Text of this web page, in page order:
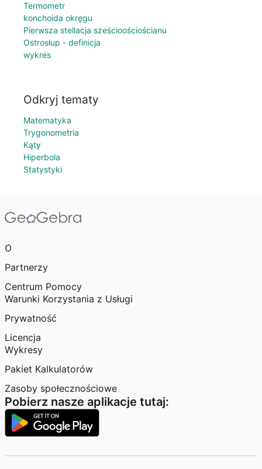
Termometr
konchoida okręgu
Pierwsza stellacja sześcioościościanu
Ostrosłup - definicja
wykres
Odkryj tematy
Matematyka
Trygonometria
Kąty
Hiperbola
Statystyki
O
Partnerzy
Centrum Pomocy
Warunki Korzystania z Usługi
Prywatność
Licencja
Wykresy
Pakiet Kalkulatorów
Zasoby społecznościowe
Pobierz nasze aplikacje tutaj: